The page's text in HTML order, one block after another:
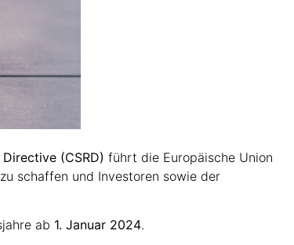
(CSRD) führt die Europäische Union
schaffen und Investoren sowie der
ab 1. Januar 2024.